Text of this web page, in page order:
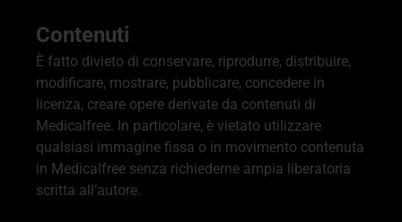
Contenuti
È fatto divieto di conservare, riprodurre, distribuire,
modificare, mostrare, pubblicare, concedere in
licenza, creare opere derivate da contenuti di
Medicalfree. In particolare, è vietato utilizzare
qualsiasi immagine fissa o in movimento contenuta
in Medicalfree senza richiederne ampia liberatoria
scritta all’autore.